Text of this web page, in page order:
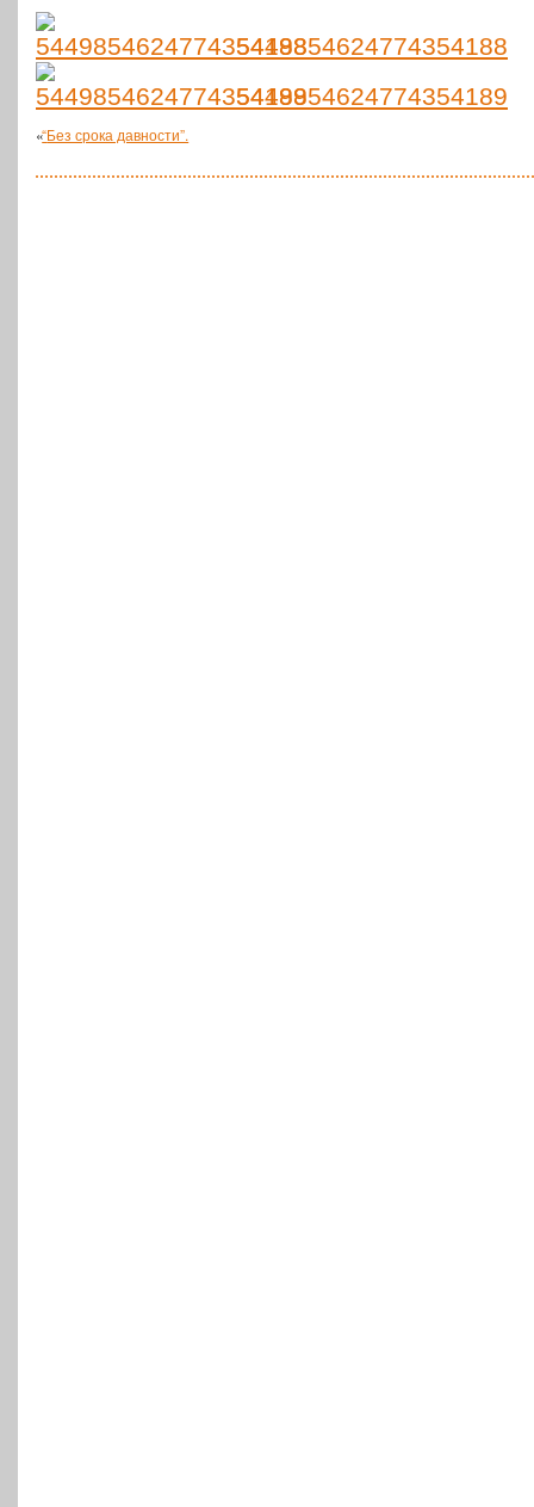
5449854624774354188
5449854624774354189
«“Без срока давности”.